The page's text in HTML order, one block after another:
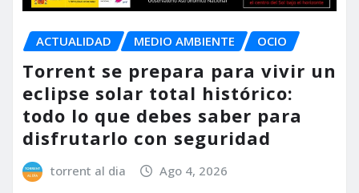
ACTUALIDAD MEDIO AMBIENTE OCIO
Torrent se prepara para vivir un
eclipse solar total histórico:
todo lo que debes saber para
disfrutarlo con seguridad
torrent al dia Ago 4, 2026